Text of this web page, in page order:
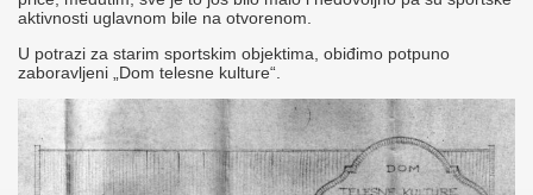
aktivnosti uglavnom bile na otvorenom.
U potrazi za starim sportskim objektima, obiđimo potpuno
zaboravljeni „Dom telesne kulture“.